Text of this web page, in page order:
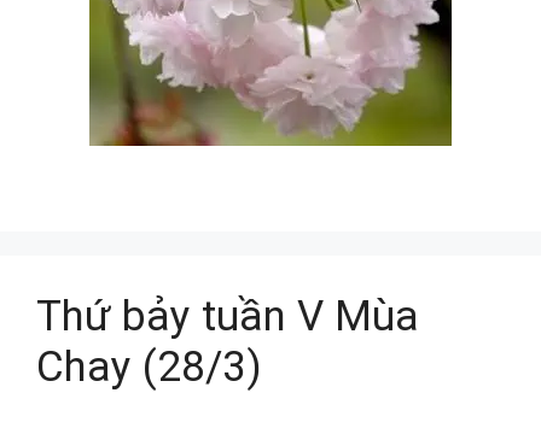
Thứ bảy tuần V Mùa
Chay (28/3)